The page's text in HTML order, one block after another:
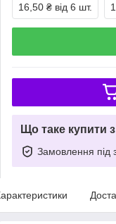
16,50 ₴ від 6 шт.
Що таке купити
Замовлення під